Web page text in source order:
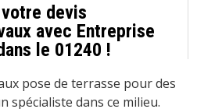
votre devis
avec Entreprise
le 01240 !
pose de terrasse pour des
spécialiste dans ce milieu.